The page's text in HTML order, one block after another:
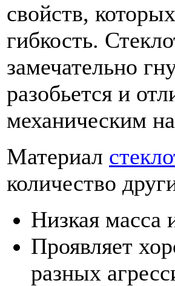
свойств,
гибкость.
замечательно
разобьется и
механическим
Материал
количество
Низкая масса
Проявляет
разных